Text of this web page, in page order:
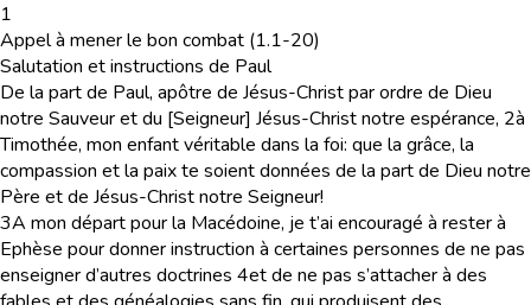
1
Appel à mener le bon combat (1.1-20)
Salutation et instructions de Paul
De la part de Paul, apôtre de Jésus-Christ par ordre de Dieu
notre Sauveur et du [Seigneur] Jésus-Christ notre espérance, 2à
Timothée, mon enfant véritable dans la foi: que la grâce, la
compassion et la paix te soient données de la part de Dieu notre
Père et de Jésus-Christ notre Seigneur!
3A mon départ pour la Macédoine, je t’ai encouragé à rester à
Ephèse pour donner instruction à certaines personnes de ne pas
enseigner d’autres doctrines 4et de ne pas s’attacher à des